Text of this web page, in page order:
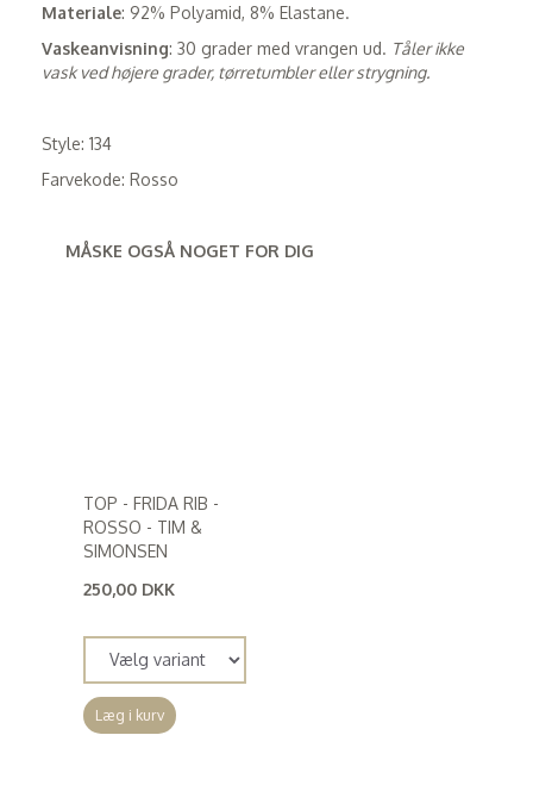
Materiale: 92% Polyamid, 8% Elastane.
Vaskeanvisning: 30 grader med vrangen ud. Tåler ikke
vask ved højere grader, tørretumbler eller strygning.
Style: 134
Farvekode: Rosso
MÅSKE OGSÅ NOGET FOR DIG
TOP - FRIDA RIB -
ROSSO - TIM &
SIMONSEN
250,00 DKK
Læg i kurv